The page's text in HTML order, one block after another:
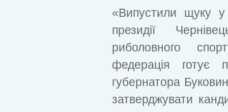
«Випустили щуку
президії
риболовного
федерація готує
губернатора
затверджувати